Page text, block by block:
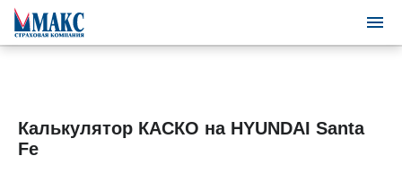
Калькулятор КАСКО на HYUNDAI Santa
Fe